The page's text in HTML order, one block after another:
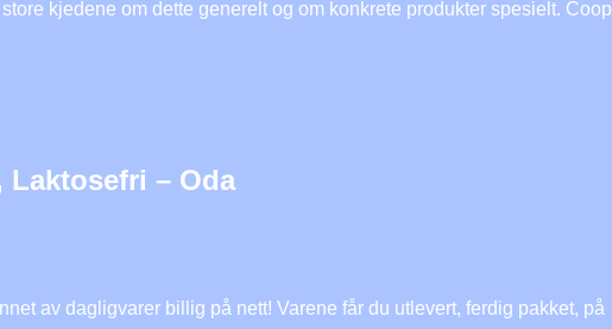
kjedene om dette generelt og om konkrete produkter spesielt. Coop
Laktosefri – Oda
av dagligvarer billig på nett! Varene får du utlevert, ferdig pakket, på